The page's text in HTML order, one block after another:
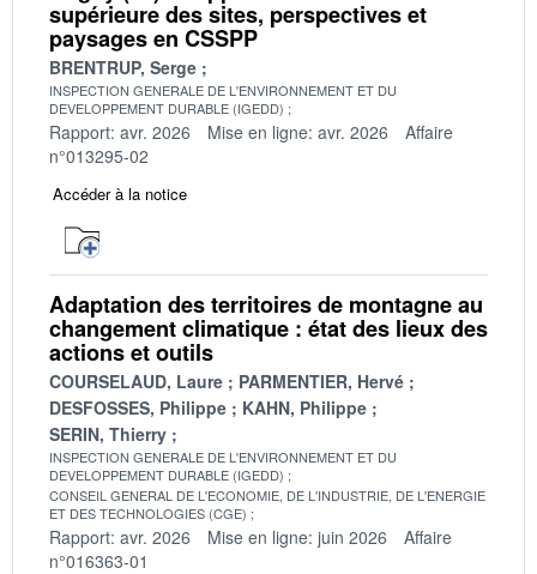
supérieure des sites, perspectives et
paysages en CSSPP
BRENTRUP, Serge
INSPECTION GENERALE DE L'ENVIRONNEMENT ET DU
DEVELOPPEMENT DURABLE (IGEDD)
Rapport: avr. 2026 Mise en ligne: avr. 2026
Affaire
n°013295-02
Accéder à la notice
Adaptation des territoires de montagne au
changement climatique : état des lieux des
actions et outils
COURSELAUD, Laure
PARMENTIER, Hervé
DESFOSSES, Philippe
KAHN, Philippe
SERIN, Thierry
INSPECTION GENERALE DE L'ENVIRONNEMENT ET DU
DEVELOPPEMENT DURABLE (IGEDD)
CONSEIL GENERAL DE L'ECONOMIE, DE L'INDUSTRIE, DE L'ENERGIE
ET DES TECHNOLOGIES (CGE)
Rapport: avr. 2026 Mise en ligne: juin 2026
Affaire
n°016363-01